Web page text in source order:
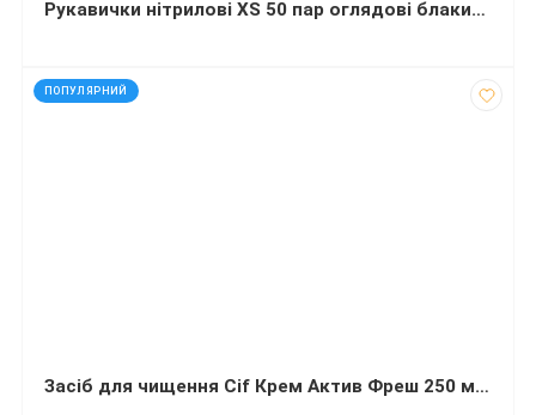
Рукавички нітрилові XS 50 пар оглядові блакитні неопудрені BS
ПОПУЛЯРНИЙ
код: 12515
Засіб для чищення Cif Крем Актив Фреш 250 міллілітрів